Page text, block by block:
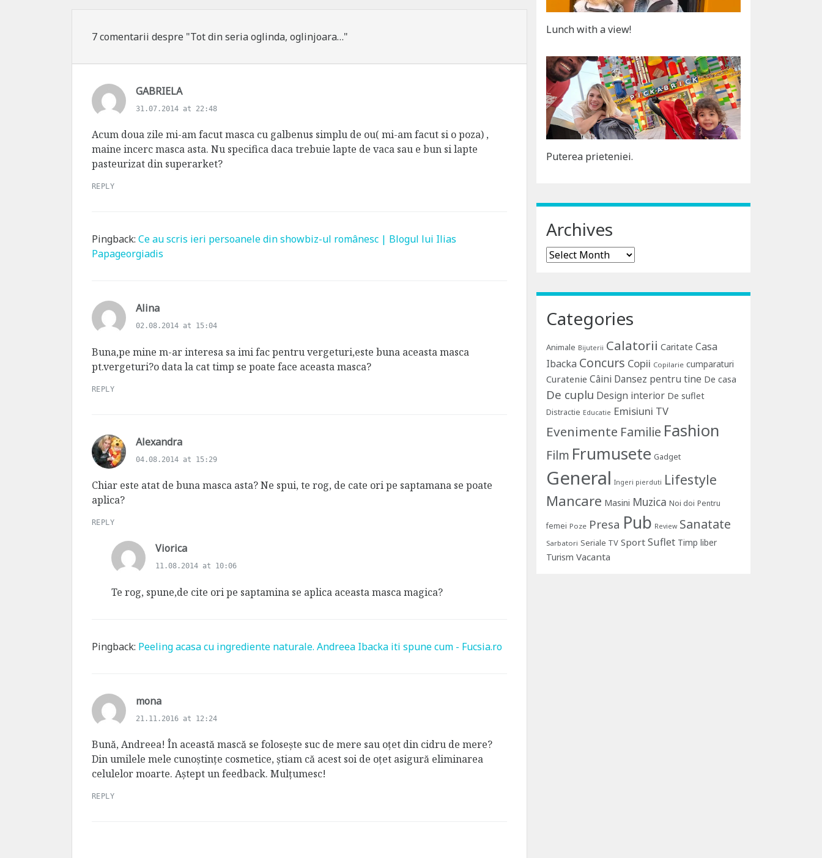
7 comentarii despre "Tot din seria oglinda, oglinjoara…"
GABRIELAs
a
s
:
31.07.2014 at 22:48
Acum doua zile mi-am facut masca cu galbenus simplu de ou( mi-am facut si o poza) ,
maine incerc masca asta. Nu specifica daca trebuie lapte de vaca sau e bun si lapte
pasteurizat din superarket?
REPLY
Pingback: Ce au scris ieri persoanele din showbiz-ul românesc | Blogul lui Ilias
Papageorgiadis
Alinas
a
s
02.08.2014 at 15:04
Buna,pe mine m-ar interesa sa imi fac pentru vergeturi,este buna aceasta masca
pt.vergeturi?o data la cat timp se poate face aceasta masca?
REPLY
Alexandras
a
s
04.08.2014 at 15:29
Chiar este atat de buna masca asta? Ne spui, te rog, de cate ori pe saptamana se poate
aplica?
REPLY
Vioricas
a
s
11.08.2014 at 10:06
Te rog, spune,de cite ori pe saptamina se aplica aceasta masca magica?
Pingback: Peeling acasa cu ingrediente naturale. Andreea Ibacka iti spune cum - Fucsia.ro
monas
a
s
:
21.11.2016 at 12:24
Bună, Andreea! În această mască se folosește suc de mere sau oțet din cidru de mere?
Din umilele mele cunoștințe cosmetice, știam că acest soi de oțet asigură eliminarea
celulelor moarte. Aștept un feedback. Mulțumesc!
REPLY
Lunch with a view!
Puterea prieteniei.
Archives
Archives
Categories
Animale Bijuterii Calatorii Caritate Casa
Ibacka Concurs Copii Copilarie cumparaturi
Curatenie Câini Dansez pentru tine De casa
De cuplu Design interior De suflet
Distractie Educatie Emisiuni TV
Evenimente Familie Fashion
Film Frumusete Gadget
General Ingeri pierduti Lifestyle
Mancare Masini Muzica Noi doi Pentru
femei Poze Presa Pub Review Sanatate
Sarbatori Seriale TV Sport Suflet Timp liber
Turism Vacanta